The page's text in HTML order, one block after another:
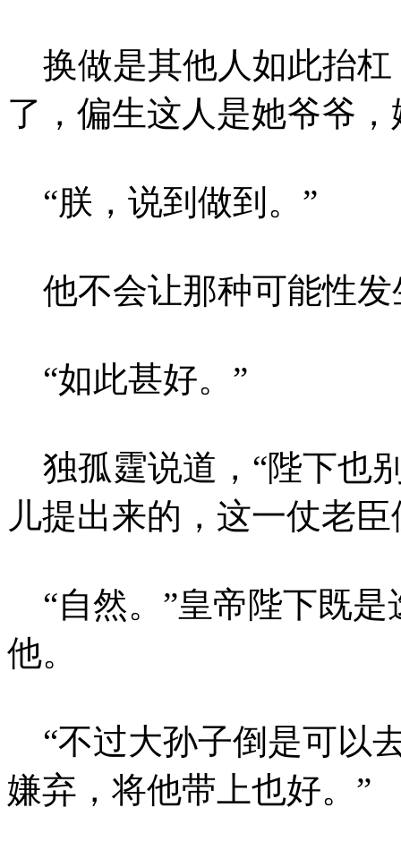
换做是其他人如此抬杠
了，偏生这人是她爷爷
“朕，说到做到。”
他不会让那种可能性发
“如此甚好。”
独孤霆说道，“陛下也
儿提出来的，这一仗老
“自然。”皇帝陛下既是
他。
“不过大孙子倒是可以
嫌弃，将他带上也好。”